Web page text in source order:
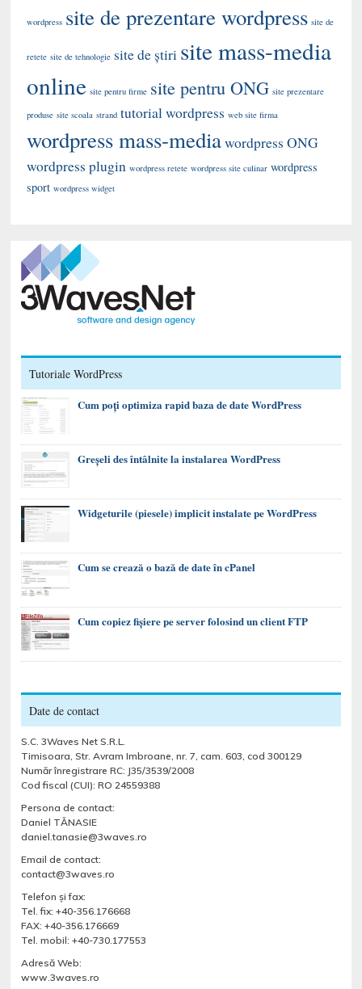
wordpress site de prezentare wordpress site de
retete site de tehnologie site de știri site mass-media
online site pentru firme site pentru ONG site prezentare
produse site scoala strand tutorial wordpress web site firma
wordpress mass-mediawordpress ONG
wordpress plugin wordpress retete wordpress site culinar wordpress
sport wordpress widget
Tutoriale WordPress
Cum poți optimiza rapid baza de date WordPress
Greșeli des întâlnite la instalarea WordPress
Widgeturile (piesele) implicit instalate pe WordPress
Cum se crează o bază de date în cPanel
Cum copiez fișiere pe server folosind un client FTP
Date de contact
S.C. 3Waves Net S.R.L.
Timisoara, Str. Avram Imbroane, nr. 7, cam. 603, cod 300129
Număr înregistrare RC: J35/3539/2008
Cod fiscal (CUI): RO 24559388
Persona de contact:
Daniel TĂNASIE
daniel.tanasie@3waves.ro
Email de contact:
contact@3waves.ro
Telefon şi fax:
Tel. fix: +40-356.176668
FAX: +40-356.176669
Tel. mobil: +40-730.177553
Adresă Web:
www.3waves.ro